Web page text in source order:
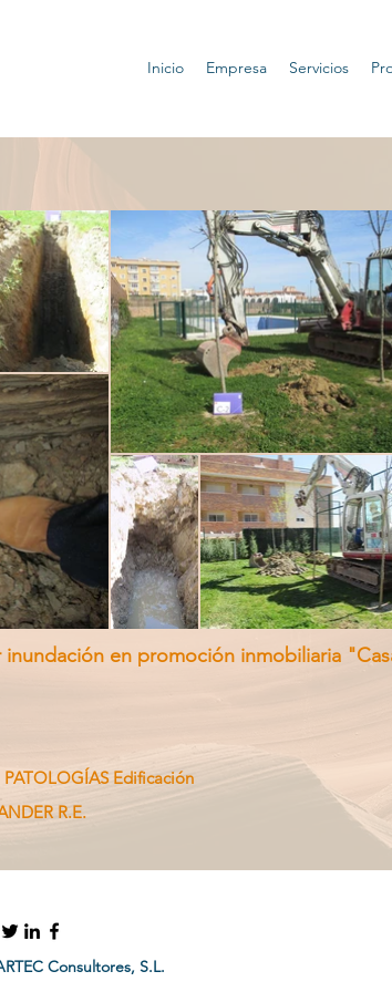
Inicio Empresa Servicios
en promoción inmobiliaria
PATOLOGÍAS Edificación
R.E.
Consultores, S.L.